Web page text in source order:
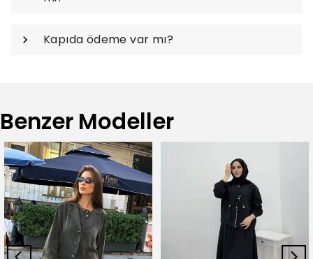
Kapıda ödeme var mı?
Benzer Modeller